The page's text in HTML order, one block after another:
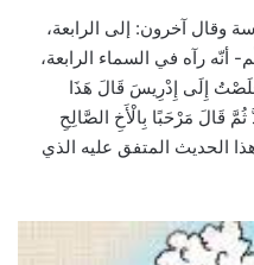
وقال آخرون: إلى الرابعة،
رآه في السماء الرابعة،
إِلَى إِدْرِيسَ قَالَ هَذَا
قَالَ مَرْحَبًا بِالْأَخِ الصَّالِحِ
الحديث المتفق عليه الذي